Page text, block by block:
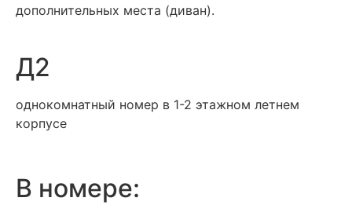
дополнительных места (диван).
Д2
однокомнатный номер в 1-2 этажном летнем
корпусе
В номере: